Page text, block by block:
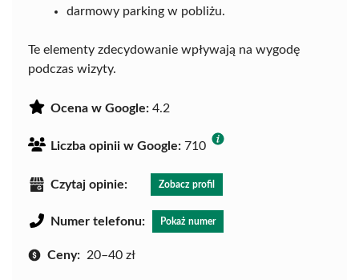
darmowy parking w pobliżu.
Te elementy zdecydowanie wpływają na wygodę
podczas wizyty.
Ocena w Google: 4.2
Liczba opinii w Google: 710
Czytaj opinie: Zobacz profil
Numer telefonu: Pokaż numer
Ceny: 20–40 zł